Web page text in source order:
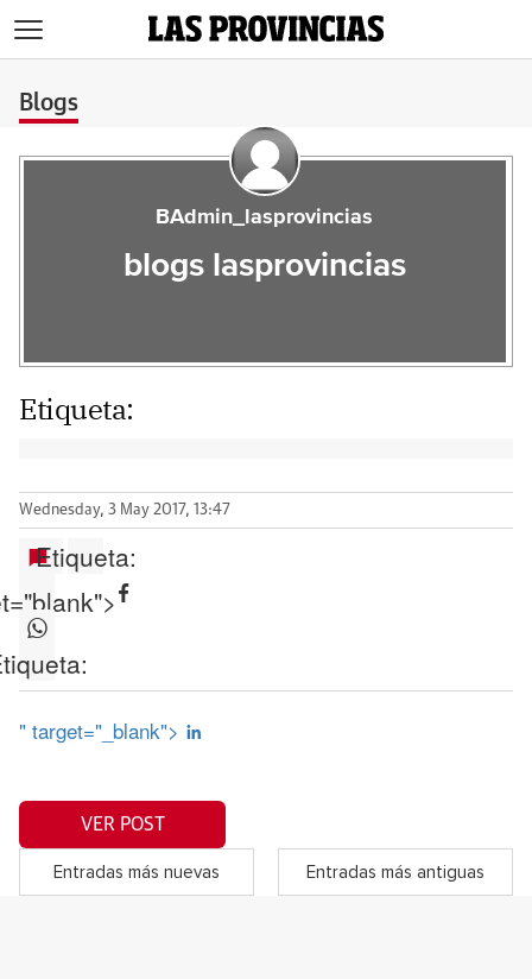
Blogs
BAdmin_lasprovincias
blogs lasprovincias
Etiqueta:
Wednesday, 3 May 2017, 13:47
Etiqueta:
" target="_blank">
VER POST
Entradas más nuevas Entradas más antiguas